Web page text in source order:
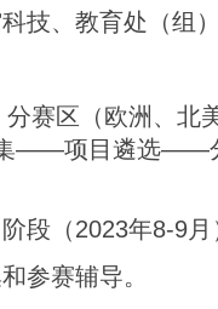
技、教育处（组
赛区（欧洲、北
集――项目遴选
段（2023年8-9月
参赛辅导。